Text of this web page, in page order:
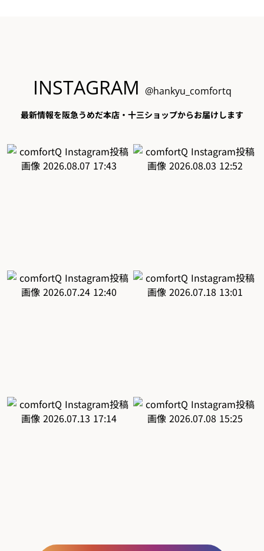
INSTAGRAM @hankyu_comfortq
最新情報を阪急うめだ本店・十三ショップからお届けします